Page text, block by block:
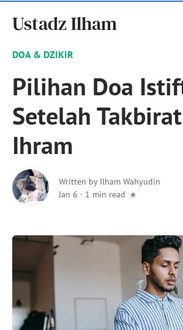
Ustadz Ilham
DOA & DZIKIR
Pilihan Doa
Setelah
Ihram
Written by Ilham Wahyudin
Jan 6 · 1 min read